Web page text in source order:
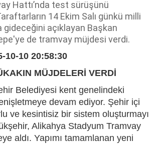
Hattı’nda test sürüşünü
14 Ekim Salı günkü milli
açıklayan Başkan
de tramvay müjdesi verdi.
10-10 20:58:30
MÜJDELERİ VERDİ
Belediyesi kent genelindeki
devam ediyor. Şehir içi
ve kesintisiz bir sistem oluşturmayı
Alikahya Stadyum Tramvay
aldı. Yapımı tamamlanan yeni